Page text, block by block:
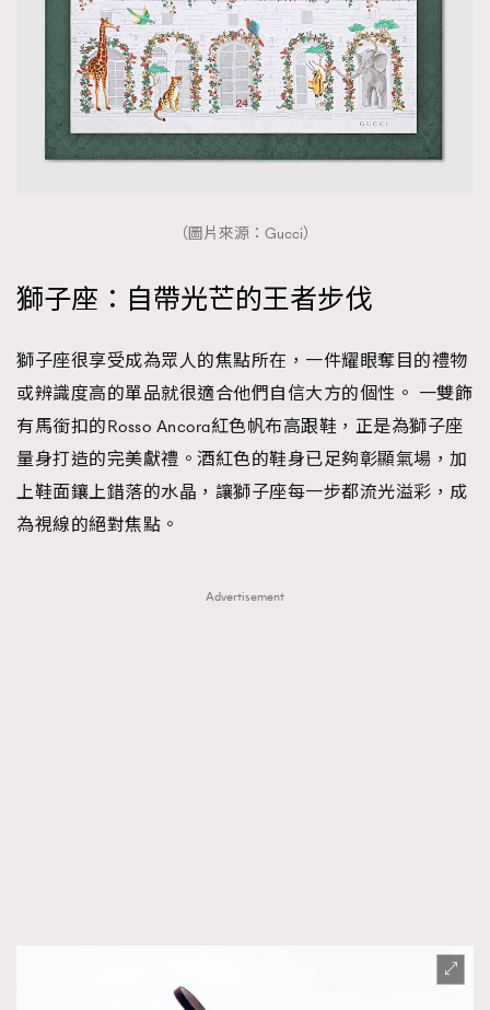
AFrenchMind
DressLikeAParisienne
EmpowerF
FashionWeek FigaroAesthetic
（圖片來源：Gucci）
獅子座：自帶光芒的王者步伐
獅子座很享受成為眾人的焦點所在，一件耀眼奪目的禮物
或辨識度高的單品就很適合他們自信大方的個性。 一雙飾
有馬銜扣的Rosso Ancora紅色帆布高跟鞋，正是為獅子座
量身打造的完美獻禮。酒紅色的鞋身已足夠彰顯氣場，加
上鞋面鑲上錯落的水晶，讓獅子座每一步都流光溢彩，成
為視線的絕對焦點。
Advertisement